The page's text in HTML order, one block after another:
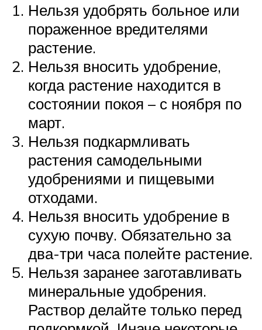
Нельзя удобрять больное или
пораженное вредителями
растение.
Нельзя вносить удобрение,
когда растение находится в
состоянии покоя – с ноября по
март.
Нельзя подкармливать
растения самодельными
удобрениями и пищевыми
отходами.
Нельзя вносить удобрение в
сухую почву. Обязательно за
два-три часа полейте растение.
Нельзя заранее заготавливать
минеральные удобрения.
Раствор делайте только перед